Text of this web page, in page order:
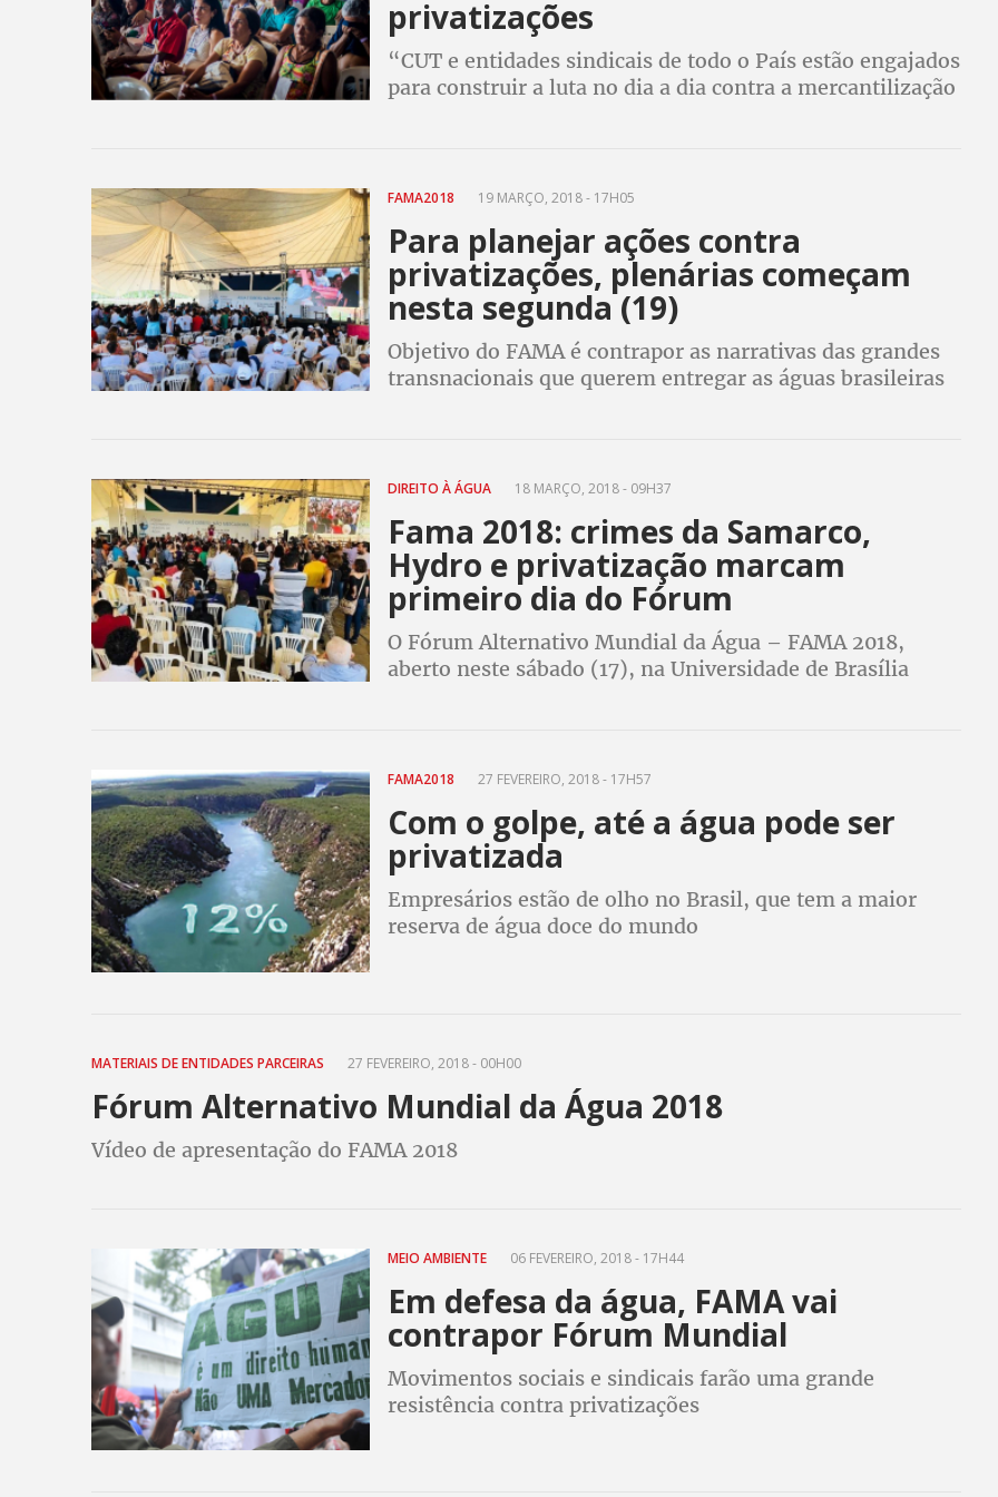
privatizações
“CUT e entidades sindicais de todo o País estão engajados
para construir a luta no dia a dia contra a mercantilização
FAMA2018 19 MARÇO, 2018 - 17H05
Para planejar ações contra
privatizações, plenárias começam
nesta segunda (19)
Objetivo do FAMA é contrapor as narrativas das grandes
transnacionais que querem entregar as águas brasileiras
DIREITO À ÁGUA 18 MARÇO, 2018 - 09H37
Fama 2018: crimes da Samarco,
Hydro e privatização marcam
primeiro dia do Fórum
O Fórum Alternativo Mundial da Água – FAMA 2018,
aberto neste sábado (17), na Universidade de Brasília
FAMA2018 27 FEVEREIRO, 2018 - 17H57
Com o golpe, até a água pode ser
privatizada
Empresários estão de olho no Brasil, que tem a maior
reserva de água doce do mundo
MATERIAIS DE ENTIDADES PARCEIRAS 27 FEVEREIRO, 2018 - 00H00
Fórum Alternativo Mundial da Água 2018
Vídeo de apresentação do FAMA 2018
MEIO AMBIENTE 06 FEVEREIRO, 2018 - 17H44
Em defesa da água, FAMA vai
contrapor Fórum Mundial
Movimentos sociais e sindicais farão uma grande
resistência contra privatizações